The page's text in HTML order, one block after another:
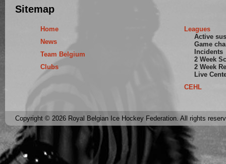
Sitemap
Home
News
Team Belgium
Clubs
Leagues
Active
Game
Incidents
2 Week
2 Week
Live
CEHL
Copyright © 2026 Royal Belgian Ice Hockey Federation. All rights